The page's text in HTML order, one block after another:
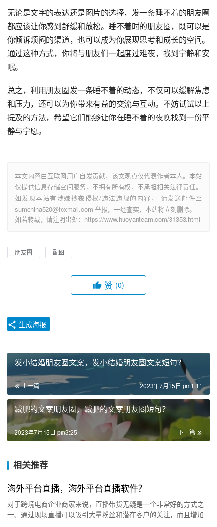
无论是文字的表达还是图片的选择，发一条睡不着的朋友圈
都应该让你感到舒缓和放松。睡不着时的朋友圈，既可以是
你倾诉烦闷的渠道，也可以成为你展现思考和成长的空间。
通过这种方式，你将与朋友们一起度过难夜，找到宁静和安
眠。
总之，利用朋友圈发一条睡不着的动态，不仅可以缓解焦虑
和压力，还可以为你带来有益的交流与互动。不妨试试以上
提及的方法，希望它们能够让你在睡不着的夜晚找到一份平
静与宁愿。
本文内容由互联网用户自发贡献，该文观点仅代表作者本人。本站
仅提供信息存储空间服务，不拥有所有权，不承担相关法律责任。
如发现本站有涉嫌抄袭侵权/违法违规的内容， 请发送邮件至
sumchina520@foxmail.com 举报，一经查实，本站将立刻删除。
如若转载，请注明出处：https://www.huoyanteam.com/31353.html
朋友圈 配图
赞 (0)
生成海报
发小结婚朋友圈文案，发小结婚朋友圈文案短句？
上一篇 2023年7月15日 pm1:11
减肥的文案朋友圈，减肥的文案朋友圈短句？
下一篇
2023年7月15日 pm3:25
相关推荐
海外平台直播，海外平台直播软件？
对于跨境电商企业商家来说，直播带货无疑是一个非常好的方式之
一。通过现场直播可以吸引大量粉丝和潜在客户的关注，而且增加